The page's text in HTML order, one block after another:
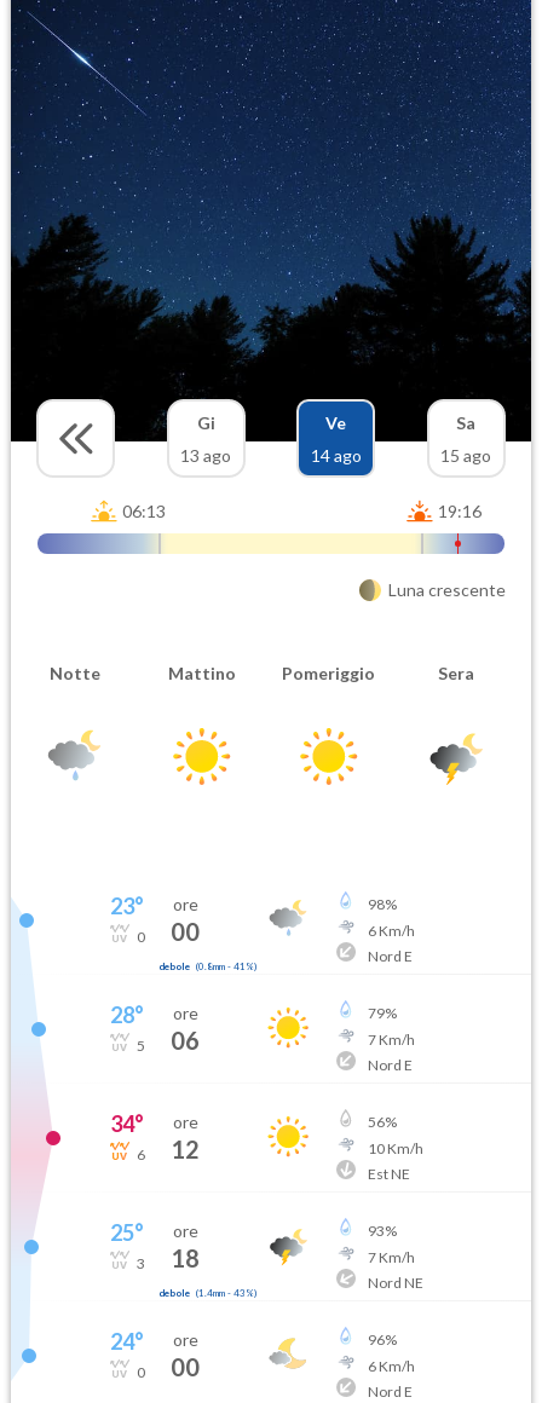
Gi
13 ago
Ve
14 ago
Sa
15 ago
06:13 19:16
Luna crescente
Notte Mattino Pomeriggio Sera
23°
0
ore
00
debole (0.8mm- 41 %)
98%
6Km/h
Nord E
28°
5
ore
06
79%
7Km/h
Nord E
34°
6
ore
12
56%
10Km/h
Est NE
25°
3
ore
18
debole (1.4mm- 43 %)
93%
7Km/h
Nord NE
24°
0
ore
00
96%
6Km/h
Nord E